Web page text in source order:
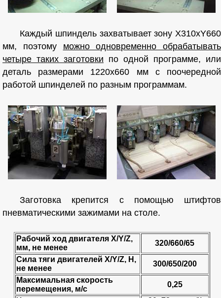
Каждый шпиндель захватывает зону X310xY660
мм, поэтому можно одновременно обрабатывать
четыре таких заготовки по одной программе, или
деталь размерами 1220x660 мм с поочередной
работой шпинделей по разным программам.
Заготовка крепится с помощью штифтов
пневматическими зажимами на столе.
Рабочий ход двигателя X/Y/Z,
мм, не менее
320/660/65
Сила тяги двигателей X/Y/Z, H,
не менее
300/650/200
Максимальная скорость
перемещения, м/с
0,25